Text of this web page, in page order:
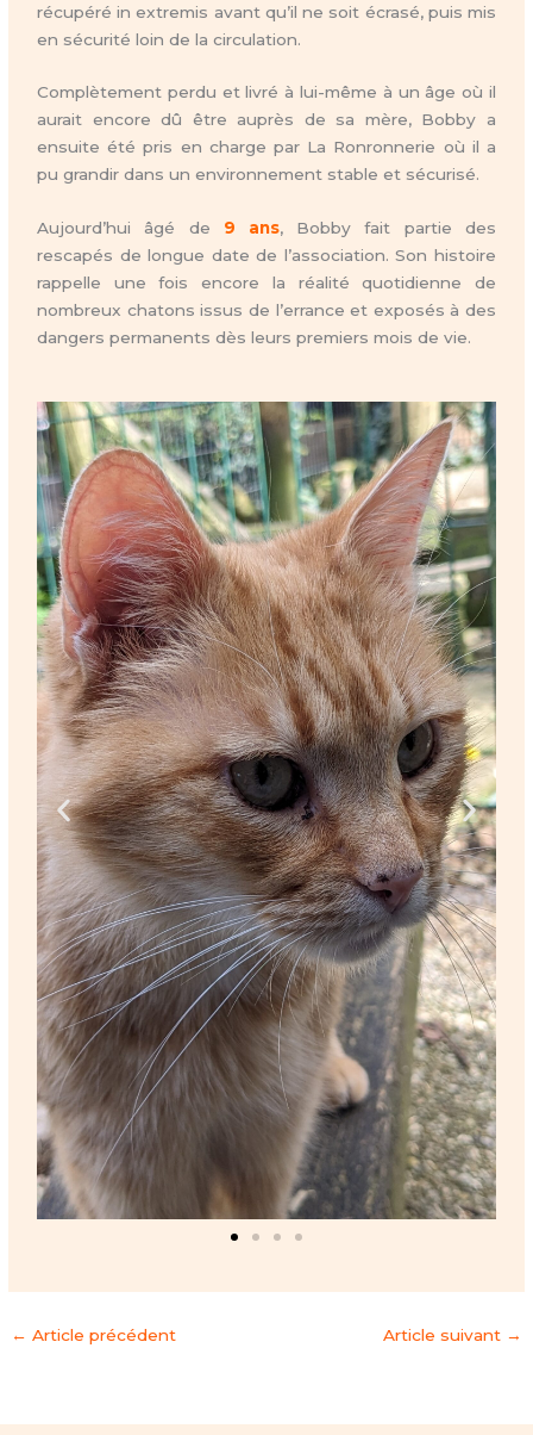
récupéré in extremis avant qu’il ne soit écrasé, puis mis
en sécurité loin de la circulation.
Complètement perdu et livré à lui-même à un âge où il
aurait encore dû être auprès de sa mère, Bobby a
ensuite été pris en charge par La Ronronnerie où il a
pu grandir dans un environnement stable et sécurisé.
Aujourd’hui âgé de 9 ans, Bobby fait partie des
rescapés de longue date de l’association. Son histoire
rappelle une fois encore la réalité quotidienne de
nombreux chatons issus de l’errance et exposés à des
dangers permanents dès leurs premiers mois de vie.
← Article précédent Article suivant →